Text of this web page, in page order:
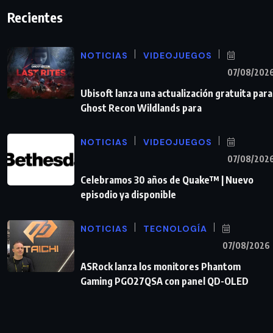
Recientes
NOTICIAS VIDEOJUEGOS
07/08/
Ubisoft lanza una actualización gratuita para
Ghost Recon Wildlands para
NOTICIAS VIDEOJUEGOS
07/08/
Celebramos 30 años de Quake™ | Nuevo
episodio ya disponible
NOTICIAS TECNOLOGÍA
07/08/2026
ASRock lanza los monitores Phantom
Gaming PGO27QSA con panel QD-OLED